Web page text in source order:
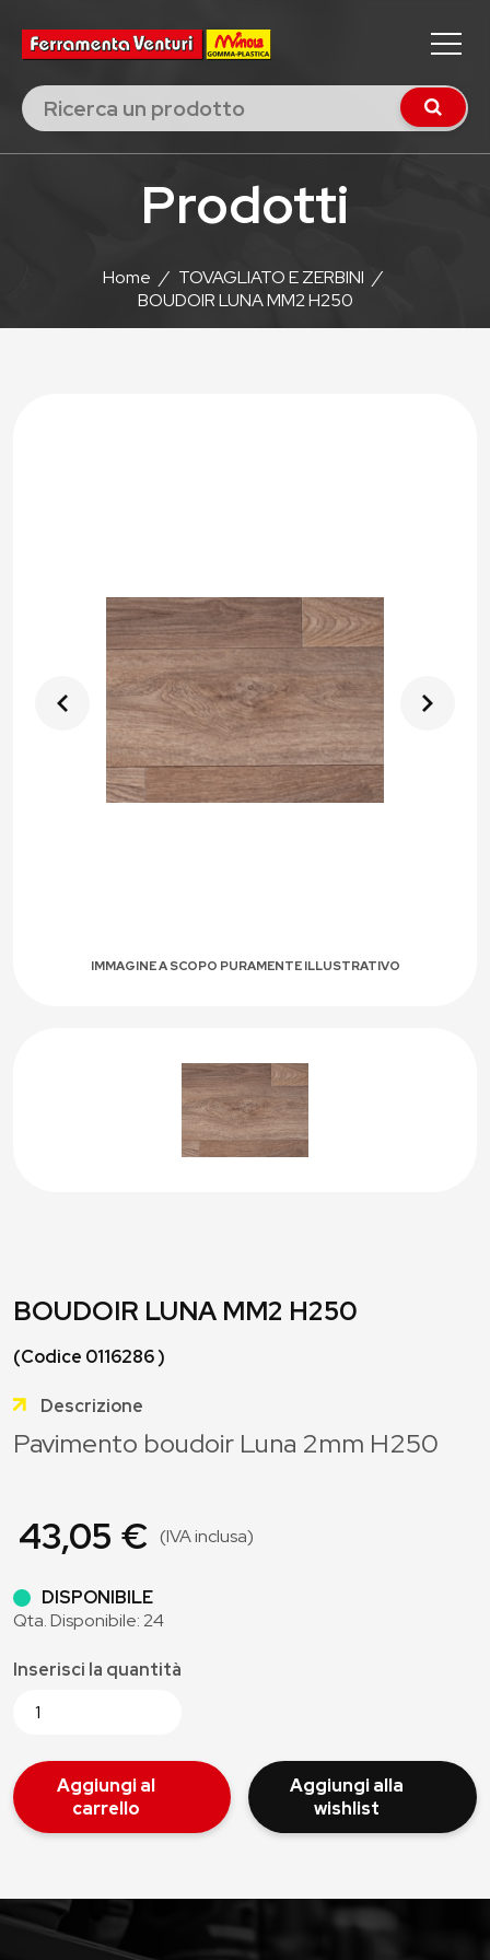
Prodotti
Home / TOVAGLIATO E ZERBINI /
BOUDOIR LUNA MM2 H250
IMMAGINE A SCOPO PURAMENTE ILLUSTRATIVO
BOUDOIR LUNA MM2 H250
(Codice 0116286 )
Descrizione
Pavimento boudoir Luna 2mm H250
43,05 € (IVA inclusa)
DISPONIBILE
Qta. Disponibile: 24
Inserisci la quantità
Aggiungi al
carrello
Aggiungi alla
wishlist